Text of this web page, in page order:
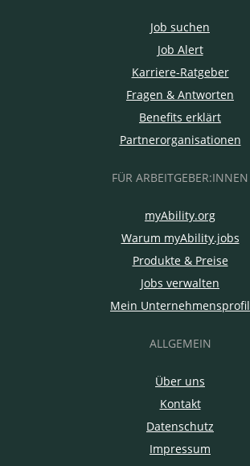
Job suchen
Job Alert
Karriere-Ratgeber
Fragen & Antworten
Benefits erklärt
Partnerorganisationen
FÜR ARBEITGEBER:INNEN
myAbility.org
Warum myAbility.jobs
Produkte & Preise
Jobs verwalten
Mein Unternehmensprofil
ALLGEMEIN
Über uns
Kontakt
Datenschutz
Impressum